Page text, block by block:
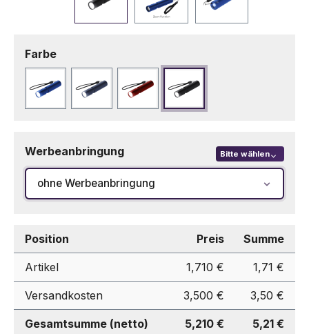
Farbeauswählen
Blau MarineblauRot Schwarz
Werbeanbringung Bitte wählen
ohne Werbeanbringung
Position Preis Summe
Artikel 1,710 € 1,71 €
Versandkosten 3,500 € 3,50 €
Gesamtsumme (netto) 5,210 € 5,21 €